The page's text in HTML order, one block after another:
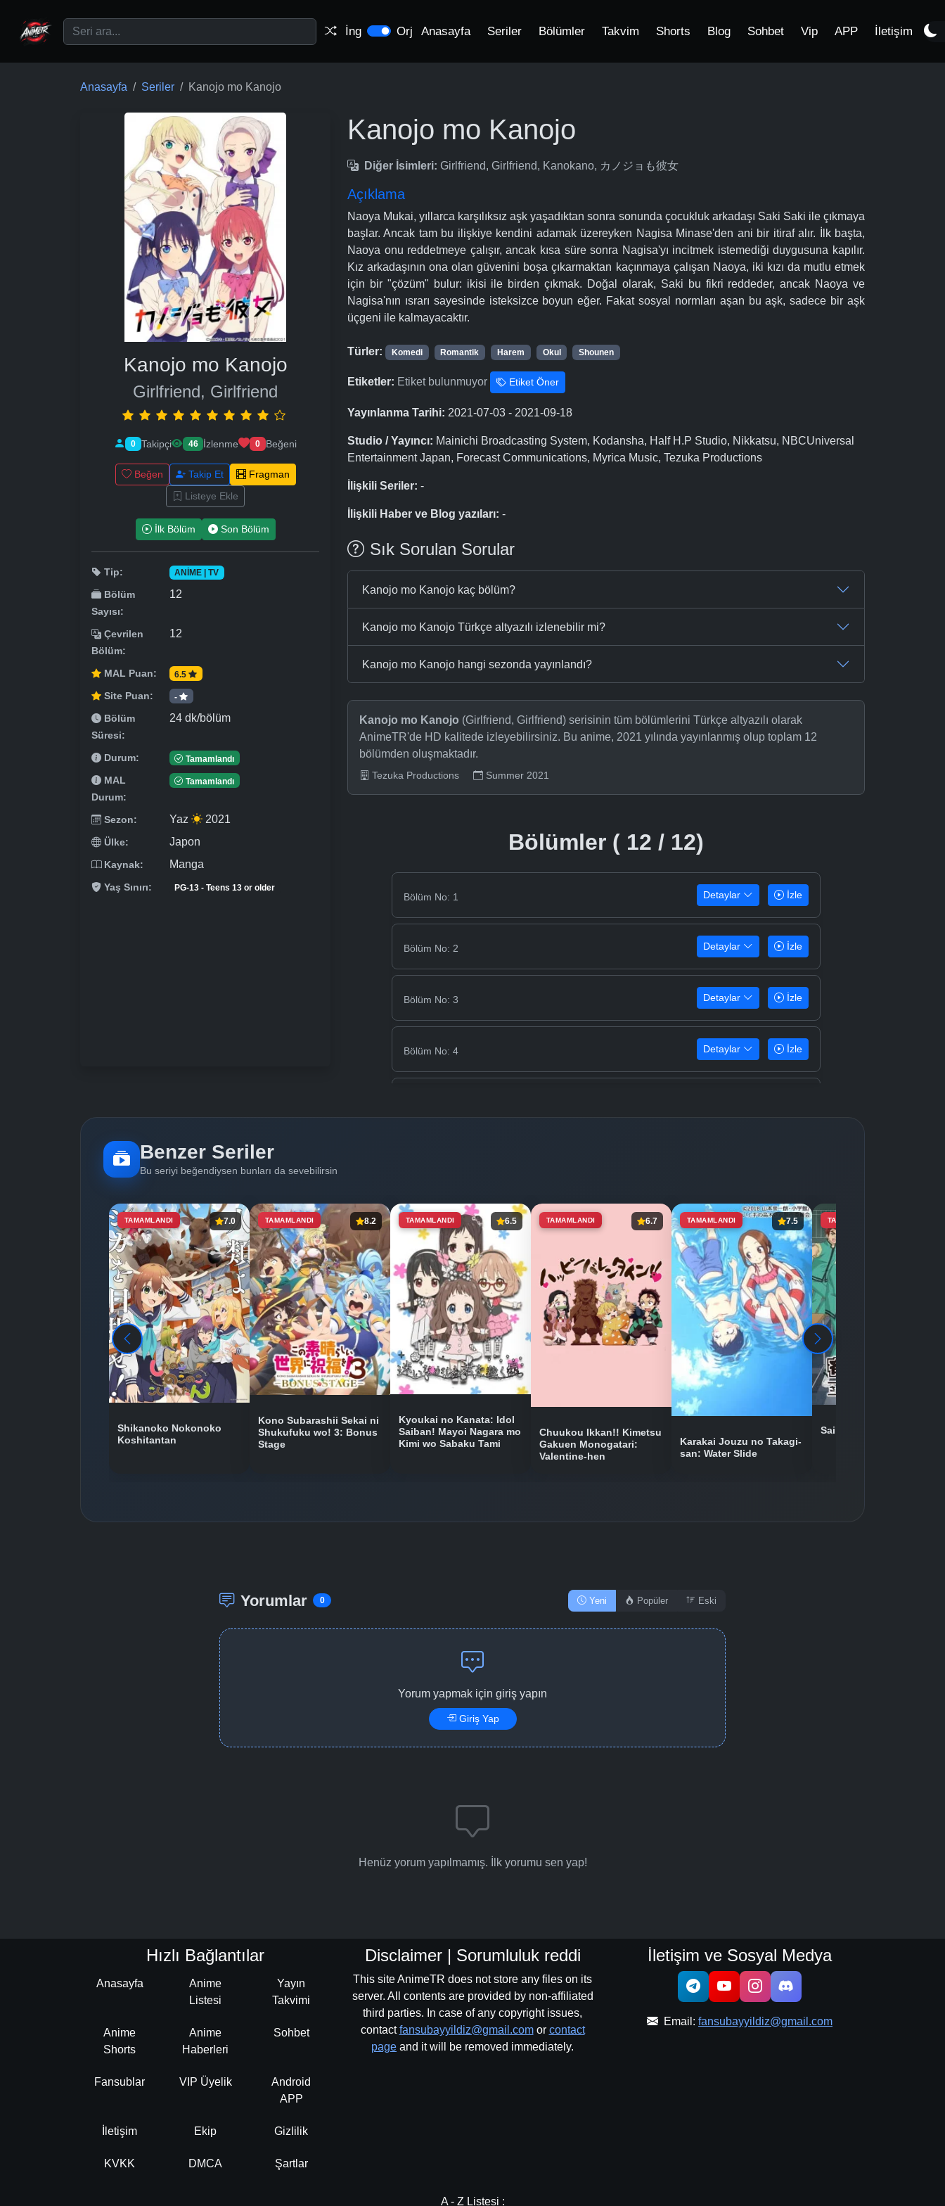
İng Orj Anasayfa Seriler Bölümler Takvim Shorts Blog Sohbet Vip APP İletişim
Anasayfa Seriler Kanojo mo Kanojo
Kanojo mo Kanojo
Girlfriend, Girlfriend
0 Takipçi 46 İzlenme 0 Beğeni
Beğen Takip Et
Fragman
Listeye Ekle
İlk Bölüm Son Bölüm
Tip: ANIME | TV
Bölüm
Sayısı:
12
Çevrilen
Bölüm:
12
MAL Puan: 6.5
Site Puan: -
Bölüm
Süresi:
24 dk/bölüm
Durum: Tamamlandı
MAL
Durum:
Tamamlandı
Sezon: Yaz 2021
Ülke: Japon
Kaynak: Manga
Yaş Sınırı: PG-13 - Teens 13 or older
Kanojo mo Kanojo
Diğer İsimleri: Girlfriend, Girlfriend, Kanokano, カノジョも彼女
Açıklama
Naoya Mukai, yıllarca karşılıksız aşk yaşadıktan sonra sonunda çocukluk arkadaşı Saki Saki ile çıkmaya
başlar. Ancak tam bu ilişkiye kendini adamak üzereyken Nagisa Minase'den ani bir itiraf alır. İlk başta,
Naoya onu reddetmeye çalışır, ancak kısa süre sonra Nagisa'yı incitmek istemediği duygusuna kapılır.
Kız arkadaşının ona olan güvenini boşa çıkarmaktan kaçınmaya çalışan Naoya, iki kızı da mutlu etmek
için bir "çözüm" bulur: ikisi ile birden çıkmak. Doğal olarak, Saki bu fikri reddeder, ancak Naoya ve
Nagisa'nın ısrarı sayesinde isteksizce boyun eğer. Fakat sosyal normları aşan bu aşk, sadece bir aşk
üçgeni ile kalmayacaktır.
Türler: Komedi Romantik Harem Okul Shounen
Etiketler: Etiket bulunmuyor Etiket Öner
Yayınlanma Tarihi: 2021-07-03 - 2021-09-18
Studio / Yayıncı: Mainichi Broadcasting System, Kodansha, Half H.P Studio, Nikkatsu, NBCUniversal
Entertainment Japan, Forecast Communications, Myrica Music, Tezuka Productions
İlişkili Seriler: -
İlişkili Haber ve Blog yazıları: -
Sık Sorulan Sorular
Kanojo mo Kanojo kaç bölüm?
Kanojo mo Kanojo Türkçe altyazılı izlenebilir mi?
Kanojo mo Kanojo hangi sezonda yayınlandı?
Kanojo mo Kanojo (Girlfriend, Girlfriend) serisinin tüm bölümlerini Türkçe altyazılı olarak
AnimeTR'de HD kalitede izleyebilirsiniz. Bu anime, 2021 yılında yayınlanmış olup toplam 12
bölümden oluşmaktadır.
Tezuka Productions Summer 2021
Bölümler ( 12 / 12)
Bölüm No: 1 Detaylar İzle
Bölüm No: 2 Detaylar İzle
Bölüm No: 3 Detaylar İzle
Bölüm No: 4 Detaylar İzle
Bölüm No: 7 Detaylar İzle
Bölüm No: 8 Detaylar İzle
Bölüm No: 9 Detaylar İzle
Bölüm No: 10 Detaylar İzle
Detaylar
Benzer Seriler
Bu seriyi beğendiysen bunları da sevebilirsin
TAMAMLANDI 7.0
Shikanoko Nokonoko
Koshitantan
TAMAMLANDI 8.2
Kono Subarashii Sekai ni
Shukufuku wo! 3: Bonus
Stage
TAMAMLANDI 6.5
Kyoukai no Kanata: Idol
Saiban! Mayoi Nagara mo
Kimi wo Sabaku Tami
TAMAMLANDI 6.7
Chuukou Ikkan!! Kimetsu
Gakuen Monogatari:
Valentine-hen
TAMAMLANDI 7.5
Karakai Jouzu no Takagi-
san: Water Slide
TAMAMLANDI
Saiki Kusuo no Ψ-nan 2
Yorumlar 0 Yeni Popüler Eski
Yorum yapmak için giriş yapın
Giriş Yap
Henüz yorum yapılmamış. İlk yorumu sen yap!
Hızlı Bağlantılar
Anasayfa
Anime
Listesi
Yayın
Takvimi
Anime
Shorts
Anime
Haberleri
Sohbet
Fansublar VIP Üyelik
Android
APP
İletişim Ekip Gizlilik
KVKK DMCA Şartlar
Disclaimer | Sorumluluk reddi
This site AnimeTR does not store any files on its
server. All contents are provided by non-affiliated
third parties. In case of any copyright issues,
contactfansubayyildiz@gmail.comor contact
page and it will be removed immediately.
İletişim ve Sosyal Medya
Email: fansubayyildiz@gmail.com
A - Z Listesi :